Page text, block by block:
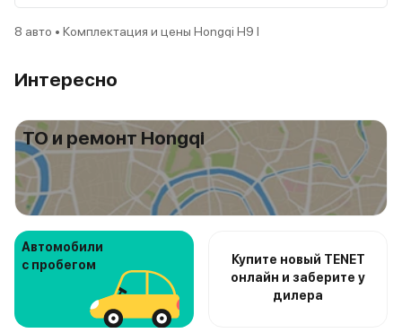
8 авто • Комплектация и цены Hongqi H9 I
Интересно
ТО и ремонт Hongqi
Автомобили
с пробегом
Купите новый TENET
онлайн и заберите у
дилера